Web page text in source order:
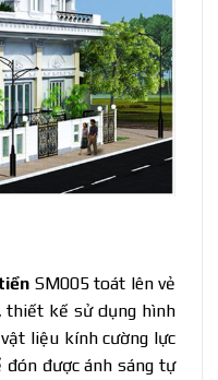
SM005 toát lên vẻ
thiết kế sử dụng hình
liệu kính cường lực
đón được ánh sáng tự